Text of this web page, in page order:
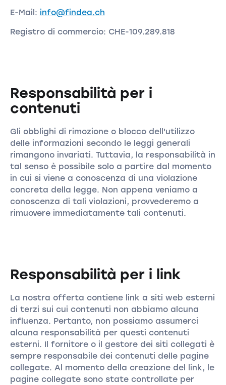
E-Mail: info@findea.ch
Registro di commercio: CHE-109.289.818
Responsabilità per i
contenuti
Gli obblighi di rimozione o blocco dell'utilizzo
delle informazioni secondo le leggi generali
rimangono invariati. Tuttavia, la responsabilità in
tal senso è possibile solo a partire dal momento
in cui si viene a conoscenza di una violazione
concreta della legge. Non appena veniamo a
conoscenza di tali violazioni, provvederemo a
rimuovere immediatamente tali contenuti.
Responsabilità per i link
La nostra offerta contiene link a siti web esterni
di terzi sui cui contenuti non abbiamo alcuna
influenza. Pertanto, non possiamo assumerci
alcuna responsabilità per questi contenuti
esterni. Il fornitore o il gestore dei siti collegati è
sempre responsabile dei contenuti delle pagine
collegate. Al momento della creazione del link, le
pagine collegate sono state controllate per